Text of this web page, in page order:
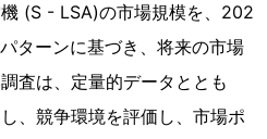
(S - LSA)の市場規模を、202
ターンに基づき、将来の市場
査は、定量的データととも
、競争環境を評価し、市場ポ